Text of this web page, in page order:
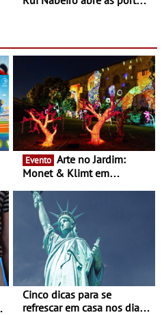
16 de agosto
Evento
Monet & Klimt em
ao final de Setembro -
Experiência luminosa no
jardim do Museu de
Alberto Sampaio
Cinco dicas para se
refrescar em casa nos dias